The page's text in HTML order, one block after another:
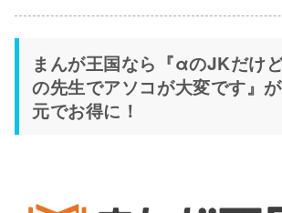
まんが王国なら『αのJKだけ
の先生でアソコが大変です』
元でお得に！